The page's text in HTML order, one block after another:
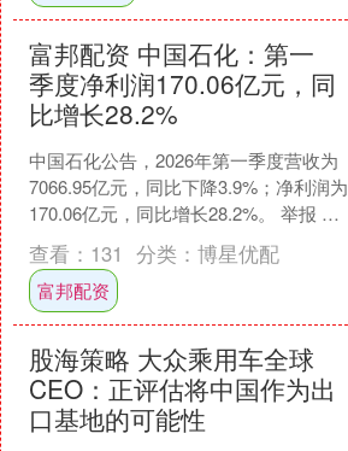
富邦配资 中国石化：第一
季度净利润170.06亿元，同
比增长28.2%
中国石化公告，2026年第一季度营收为
7066.95亿元，同比下降3.9%；净利润为
170.06亿元，同比增长28.2%。 举报 第
一财经广告合作，请点击这里此....
查看： 131 分类： 博星优配
富邦配资
股海策略 大众乘用车全球
CEO：正评估将中国作为出
口基地的可能性